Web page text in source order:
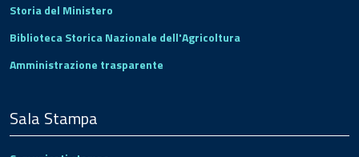
Storia del Ministero
Biblioteca Storica Nazionale dell'Agricoltura
Amministrazione trasparente
Sala Stampa